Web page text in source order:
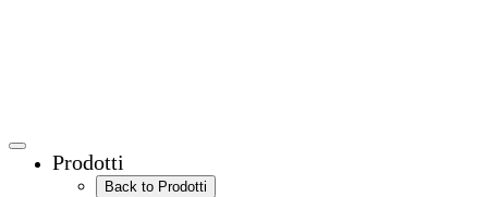
Prodotti
Back to Prodotti